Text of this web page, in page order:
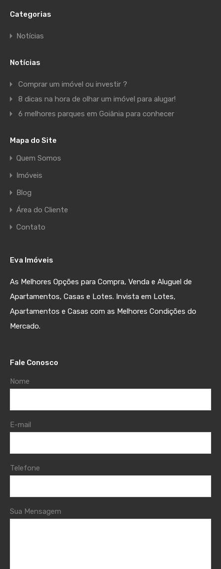
Categorias
Notícias
Notícias
Comprar um imóvel ou investir ?
8 dicas na hora de olhar um imóvel para alugar!
6 melhores parques em Goiânia para conhecer
Mapa do Site
Quem Somos
Imóveis
Blog
Área do Cliente
Contato
Eva Imóveis
As Melhores Opções para Compra, Venda e Aluguel de
Apartamentos, Casas e Lotes. Invista em Lotes,
Apartamentos e Casas com as Melhores Condições do
Mercado.
Fale Conosco
Nome
E-mail
Telefone
Sua Mensagem